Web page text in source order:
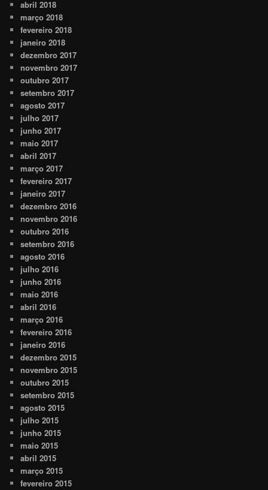
abril 2018
março 2018
fevereiro 2018
janeiro 2018
dezembro 2017
novembro 2017
outubro 2017
setembro 2017
agosto 2017
julho 2017
junho 2017
maio 2017
abril 2017
março 2017
fevereiro 2017
janeiro 2017
dezembro 2016
novembro 2016
outubro 2016
setembro 2016
agosto 2016
julho 2016
junho 2016
maio 2016
abril 2016
março 2016
fevereiro 2016
janeiro 2016
dezembro 2015
novembro 2015
outubro 2015
setembro 2015
agosto 2015
julho 2015
junho 2015
maio 2015
abril 2015
março 2015
fevereiro 2015